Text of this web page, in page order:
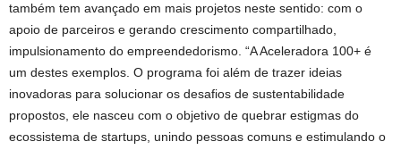
também tem avançado em mais projetos neste sentido: com o
apoio de parceiros e gerando crescimento compartilhado,
impulsionamento do empreendedorismo. “A Aceleradora 100+ é
um destes exemplos. O programa foi além de trazer ideias
inovadoras para solucionar os desafios de sustentabilidade
propostos, ele nasceu com o objetivo de quebrar estigmas do
ecossistema de startups, unindo pessoas comuns e estimulando o